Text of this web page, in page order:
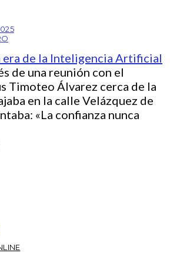
de una reunión con el
Timoteo Álvarez cerca de la
en la calle Velázquez de
«La confianza nunca